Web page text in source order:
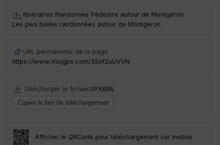
Itinéraires Randonnée Pédestre autour de Montgeron·
Les plus belles randonnées autour de Montgeron
URL permanente de la page
https://www.visugpx.com/3Snf2uUVVN
Télécharger le fichierGPXKML
Afficher le QRCode pour téléchargement sur mobile